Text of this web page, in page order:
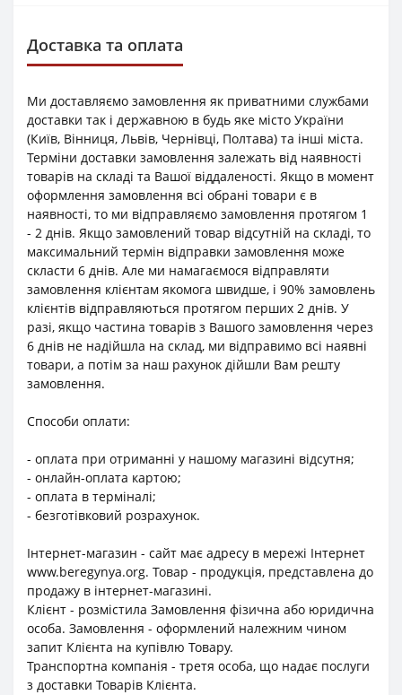
Доставка та оплата
Ми доставляємо замовлення як приватними службами
доставки так і державною в будь яке місто України
(Київ, Вінниця, Львів, Чернівці, Полтава) та інші міста.
Терміни доставки замовлення залежать від наявності
товарів на складі та Вашої віддаленості. Якщо в момент
оформлення замовлення всі обрані товари є в
наявності, то ми відправляємо замовлення протягом 1
- 2 днів. Якщо замовлений товар відсутній на складі, то
максимальний термін відправки замовлення може
скласти 6 днів. Але ми намагаємося відправляти
замовлення клієнтам якомога швидше, і 90% замовлень
клієнтів відправляються протягом перших 2 днів. У
разі, якщо частина товарів з Вашого замовлення через
6 днів не надійшла на склад, ми відправимо всі наявні
товари, а потім за наш рахунок дійшли Вам решту
замовлення.
Способи оплати:
- оплата при отриманні у нашому магазині відсутня;
- онлайн-оплата картою;
- оплата в терміналі;
- безготівковий розрахунок.
Інтернет-магазин - сайт має адресу в мережі Інтернет
www.beregynya.org. Товар - продукція, представлена до
продажу в інтернет-магазині.
Клієнт - розмістила Замовлення фізична або юридична
особа. Замовлення - оформлений належним чином
запит Клієнта на купівлю Товару.
Транспортна компанія - третя особа, що надає послуги
з доставки Товарів Клієнта.